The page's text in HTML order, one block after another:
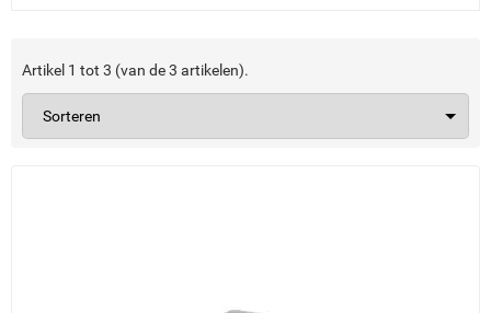
Artikel 1 tot 3 (van de3 artikelen).